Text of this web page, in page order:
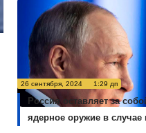
26 сентября, 2024 1:29 дп
Россия оставляет за
ядерное оружие в случае